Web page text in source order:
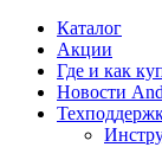
Каталог
Акции
Где и как
Новости